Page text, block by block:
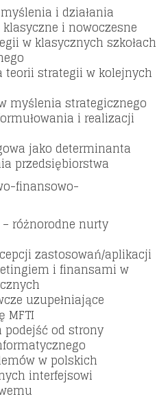
i działania
i nowoczesne
w klasycznych szkołach
teorii strategii w kolejnych
myślenia strategicznego
i realizacji
jako determinanta
przedsiębiorstwa
finansowo-
– różnorodne nurty
zastosowań/aplikacji
i finansami w
uzupełniające
MFTI
podejść od strony
w polskich
interfejsowi